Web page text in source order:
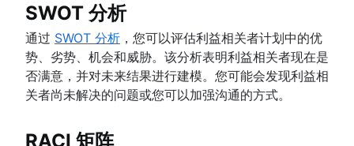
SWOT 分析
通过 SWOT 分析 ，您可以评估利益相关者计划中的优
势、劣势、机会和威胁。该分析表明利益相关者现在是
否满意，并对未来结果进行建模。您可能会发现利益相
关者尚未解决的问题或您可以加强沟通的方式。
RACI 矩阵